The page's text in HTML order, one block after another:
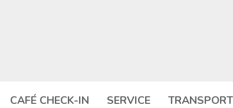
CAFÉ CHECK-IN SERVICE TRANSPORT